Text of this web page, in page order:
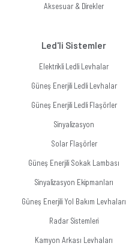
Aksesuar & Direkler
Led'li Sistemler
Elektrikli Ledli Levhalar
Güneş Enerjili Ledli Levhalar
Güneş Enerjili Ledli Flaşörler
Sinyalizasyon
Solar Flaşörler
Güneş Enerjili Sokak Lambası
Sinyalizasyon Ekipmanları
Güneş Enerjili Yol Bakım Levhaları
Radar Sistemleri
Kamyon Arkası Levhaları